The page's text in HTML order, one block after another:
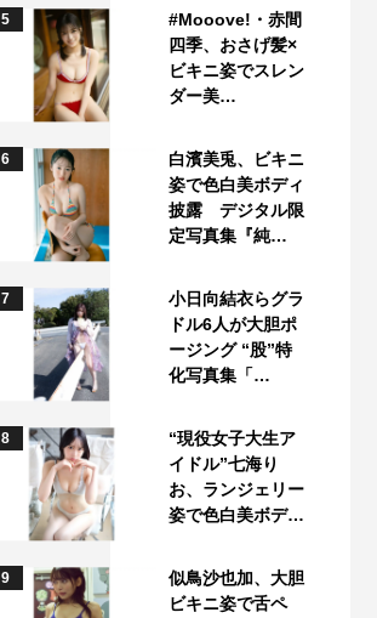
5
#Mooove!・赤間
四季、おさげ髪×
ビキニ姿でスレン
ダー美…
6
白濱美兎、ビキニ
姿で色白美ボディ
披露 デジタル限
定写真集『純…
7
小日向結衣らグラ
ドル6人が大胆ポ
ージング “股”特
化写真集「…
8
“現役女子大生ア
イドル”七海り
お、ランジェリー
姿で色白美ボデ…
9
似鳥沙也加、大胆
ビキニ姿で舌ペ